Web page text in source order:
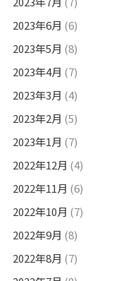
2023年6月 (6)
2023年5月 (8)
2023年4月 (7)
2023年3月 (4)
2023年2月 (5)
2023年1月 (7)
2022年12月 (4)
2022年11月 (6)
2022年10月 (7)
2022年9月 (8)
2022年8月 (7)